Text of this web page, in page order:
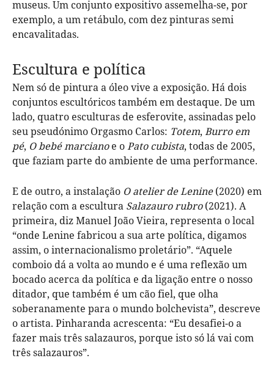
museus. Um conjunto expositivo assemelha-se, por
exemplo, a um retábulo, com dez pinturas semi
encavalitadas.
Escultura e política
Nem só de pintura a óleo vive a exposição. Há dois
conjuntos escultóricos também em destaque. De um
lado, quatro esculturas de esferovite, assinadas pelo
seu pseudónimo Orgasmo Carlos: Totem, Burro em
pé, O bebé marcianoe oPato cubista, todas de 2005,
que faziam parte do ambiente de uma performance.
E de outro, a instalação O atelier de Lenine(2020) em
relação com a escultura Salazauro rubro(2021). A
primeira, diz Manuel João Vieira, representa o local
“onde Lenine fabricou a sua arte política, digamos
assim, o internacionalismo proletário”. “Aquele
comboio dá a volta ao mundo e é uma reflexão um
bocado acerca da política e da ligação entre o nosso
ditador, que também é um cão fiel, que olha
soberanamente para o mundo bolchevista”, descreve
o artista. Pinharanda acrescenta: “Eu desafiei-o a
fazer mais três salazauros, porque isto só lá vai com
três salazauros”.